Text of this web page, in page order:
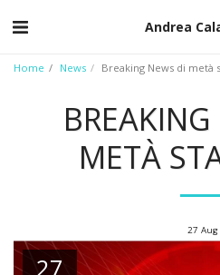
Andrea
Home News Breaking News di metà
METÀ
27 Aug
27